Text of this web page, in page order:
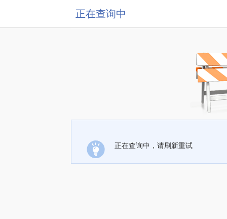
正在查询中
正在查询中，请刷新重试